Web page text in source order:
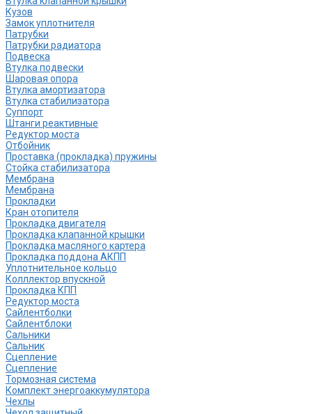
Кузов
Замок уплотнителя
Патрубки
Патрубки радиатора
Подвеска
Втулка подвески
Шаровая опора
Втулка амортизатора
Втулка стабилизатора
Cуппорт
Штанги реактивные
Редуктор моста
Отбойник
Проставка (прокладка) пружины
Стойка стабилизатора
Мембрана
Мембрана
Прокладки
Кран отопителя
Прокладка двигателя
Прокладка клапанной крышки
Прокладка масляного картера
Прокладка поддона АКПП
Уплотнительное кольцо
Колллектор впускной
Прокладка КПП
Редуктор моста
Сайлентболки
Сайлентблоки
Сальники
Сальник
Сцепление
Сцепление
Тормозная система
Комплект энергоаккумулятора
Чехлы